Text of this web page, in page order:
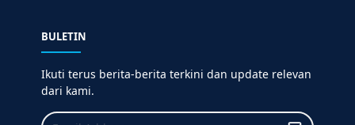
BULETIN
Ikuti terus berita-berita terkini dan update relevan
dari kami.